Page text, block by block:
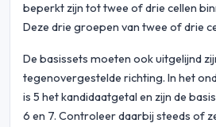
beperkt zijn tot twee of drie cellen
Deze drie groepen van twee of drie
De basissets moeten ook uitgelijnd
tegenovergestelde richting. In het
is 5 het kandidaatgetal en zijn de
6 en 7. Controleer daarbij steeds of